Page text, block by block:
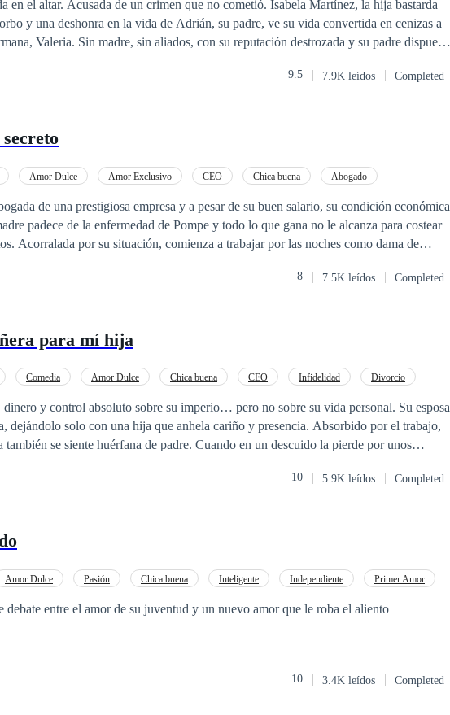
y una deshonra en la vida de Adrián, su padre, ve su vida convertida en cenizas a
destrozada y su padre dispuesto
a mi madre. Y yo voy a descubrirlo. Aunque me cueste todo"», pensó, soltando un
Isabela siente que está a punto de
suya. Él le ofrece un salvavidas envenenado: un matrimonio
y heridas abiertas, Isabela deberá
salvarla… O condenarla. ¿Podrá confiar en Gabriel, el lobo que la
y su plan de venganza estallen en mil pedazos?
9.5 7.9K leídos Completed
Amor Dulce Amor Exclusivo CEO Chica buena
Abogado
de una prestigiosa empresa y a pesar de su buen salario, su condición económica
padece de la enfermedad de Pompe y todo lo que gana no le alcanza para costear
Acorralada por su situación, comienza a trabajar por las noches como dama de
desconocido al que se entrega noche tras noche es Erick Montenegro, su jefe y el
8 7.5K leídos Completed
para mí hija
Comedia Amor Dulce Chica buena CEO Infidelidad
Divorcio
y control absoluto sobre su imperio… pero no sobre su vida personal. Su esposa
dejándolo solo con una hija que anhela cariño y presencia. Absorbido por el trabajo,
también se siente huérfana de padre. Cuando en un descuido la pierde por unos
para despertar sentimientos dormidos y enseñarle lo que significa amar de verdad.
10 5.9K leídos Completed
Amor Dulce Pasión Chica buena Inteligente Independiente
Primer Amor
debate entre el amor de su juventud y un nuevo amor que le roba el aliento
10 3.4K leídos Completed